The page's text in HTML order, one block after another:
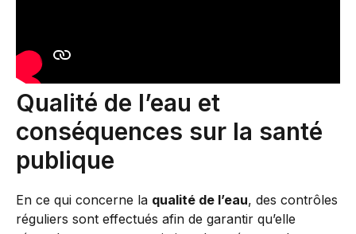
Qualité de l’eau et
conséquences sur la santé
publique
En ce qui concerne la qualité de l’eau, des contrôles
réguliers sont effectués afin de garantir qu’elle